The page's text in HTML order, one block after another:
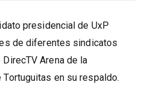
presidencial de UxP
de diferentes sindicatos
Arena de la
en su respaldo.